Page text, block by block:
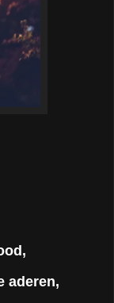
aderen,